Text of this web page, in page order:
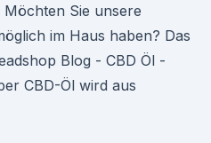
Sie unsere
im Haus haben? Das
Blog - CBD Öl -
CBD-Öl wird aus